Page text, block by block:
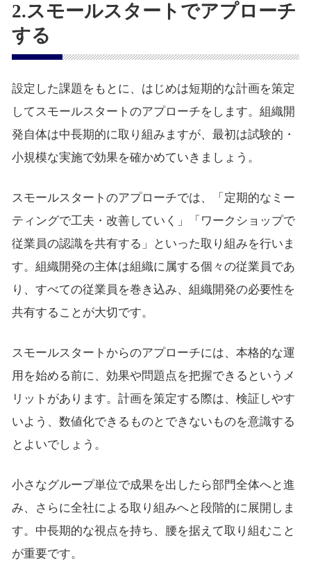
2.スモールスタートでアプローチ
する
設定した課題をもとに、はじめは短期的な計画を策定
してスモールスタートのアプローチをします。組織開
発自体は中長期的に取り組みますが、最初は試験的・
小規模な実施で効果を確かめていきましょう。
スモールスタートのアプローチでは、「定期的なミー
ティングで工夫・改善していく」「ワークショップで
従業員の認識を共有する」といった取り組みを行いま
す。組織開発の主体は組織に属する個々の従業員であ
り、すべての従業員を巻き込み、組織開発の必要性を
共有することが大切です。
スモールスタートからのアプローチには、本格的な運
用を始める前に、効果や問題点を把握できるというメ
リットがあります。計画を策定する際は、検証しやす
いよう、数値化できるものとできないものを意識する
とよいでしょう。
小さなグループ単位で成果を出したら部門全体へと進
み、さらに全社による取り組みへと段階的に展開しま
す。中長期的な視点を持ち、腰を据えて取り組むこと
が重要です。